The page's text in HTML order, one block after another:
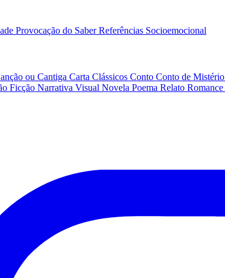
Provocação do SaberReferências Socioemocional
ou Cantiga Carta Clássicos Conto Conto de Mistério
Ficção Narrativa Visual Novela Poema Relato Romance